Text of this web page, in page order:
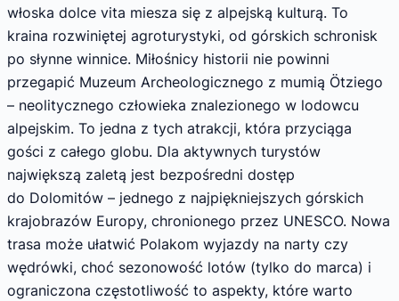
włoska dolce vita miesza się z alpejską kulturą. To
kraina rozwiniętej agroturystyki, od górskich schronisk
po słynne winnice. Miłośnicy historii nie powinni
przegapić Muzeum Archeologicznego z mumią Ötziego
– neolitycznego człowieka znalezionego w lodowcu
alpejskim. To jedna z tych atrakcji, która przyciąga
gości z całego globu. Dla aktywnych turystów
największą zaletą jest bezpośredni dostęp
do Dolomitów – jednego z najpiękniejszych górskich
krajobrazów Europy, chronionego przez UNESCO. Nowa
trasa może ułatwić Polakom wyjazdy na narty czy
wędrówki, choć sezonowość lotów (tylko do marca) i
ograniczona częstotliwość to aspekty, które warto